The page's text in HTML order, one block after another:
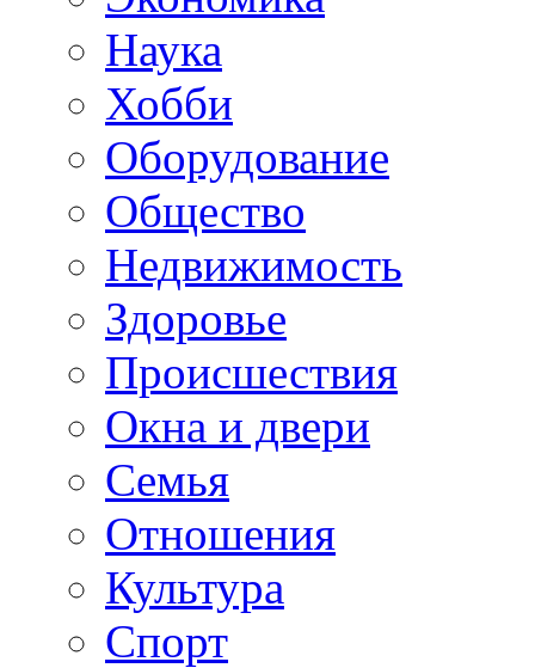
Наука
Хобби
Оборудование
Общество
Недвижимость
Здоровье
Происшествия
Окна и двери
Семья
Отношения
Культура
Спорт